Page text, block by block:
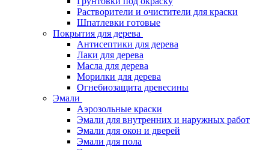
Растворители и очистители для краски
Шпатлевки готовые
Покрытия для дерева
Антисептики для дерева
Лаки для дерева
Масла для дерева
Морилки для дерева
Огнебиозащита древесины
Эмали
Аэрозольные краски
Эмали для внутренних и наружных работ
Эмали для окон и дверей
Эмали для пола